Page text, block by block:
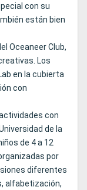
con su
están bien
Oceaneer Club,
Los
en la cubierta
con
con
de la
de 4 a 12
por
diferentes
alfabetización,